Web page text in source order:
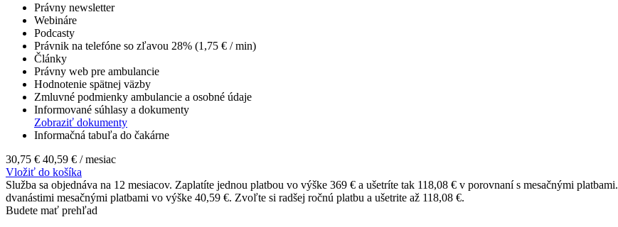
Právny newsletter
Webináre
Podcasty
Právnik na telefóne so zľavou 28% (1,75 € / min)
Články
Právny web pre ambulancie
Hodnotenie spätnej väzby
Zmluvné podmienky ambulancie a osobné údaje
Informované súhlasy a dokumenty
Zobraziť dokumenty
Informačná tabuľa do čakárne
30,75 € 40,59 € / mesiac
Vložiť do košíka
Služba sa objednáva na 12 mesiacov. Zaplatíte jednou platbou vo výške 369 € a ušetríte tak 118,08 € v porovnaní s mesačnými platbami.
dvanástimi mesačnými platbami vo výške 40,59 €. Zvoľte si radšej ročnú platbu a ušetrite až 118,08 €.
Budete mať prehľad